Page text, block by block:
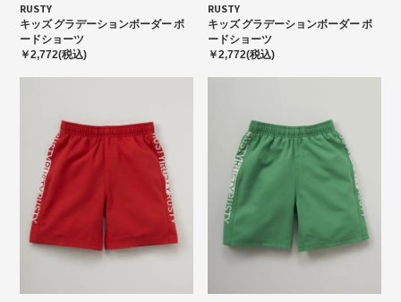
RUSTY
キッズ グラデーションボーダー ボ
ードショーツ
￥2,772(税込)
RUSTY
キッズ グラデーションボーダー ボ
ードショーツ
￥2,772(税込)